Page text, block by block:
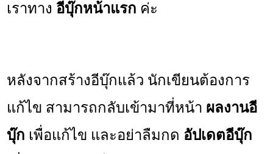
เราทาง อีบุ๊กหน้าแรก ค่ะ
หลังจากสร้างอีบุ๊กแล้ว นักเขียนต้องการ
แก้ไข สามารถกลับเข้ามาที่หน้า ผลงานอี
บุ๊ก เพื่อแก้ไข และอย่าลืมกด อัปเดตอีบุ๊ก